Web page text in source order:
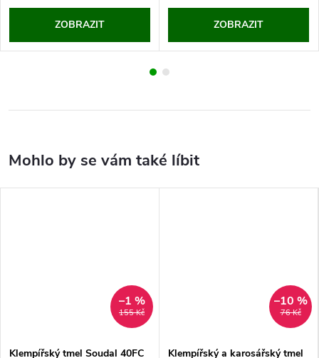
ZOBRAZIT ZOBRAZIT
155 Kč
–1 %
Klempířský tmel Soudal 40FC
76 Kč
–10 %
Klempířský a karosářský tmel